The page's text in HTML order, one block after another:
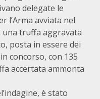
delegate le
l’Arma avviata nel
una truffa aggravata
posta in essere dei
concorso, con 135
accertata ammonta
è stato